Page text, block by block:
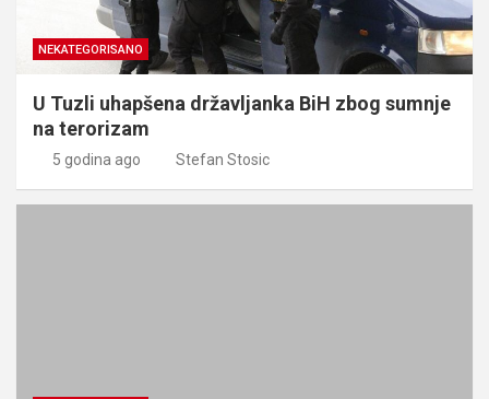
NEKATEGORISANO
U Tuzli uhapšena državljanka BiH zbog sumnje
na terorizam
5 godina ago Stefan Stosic